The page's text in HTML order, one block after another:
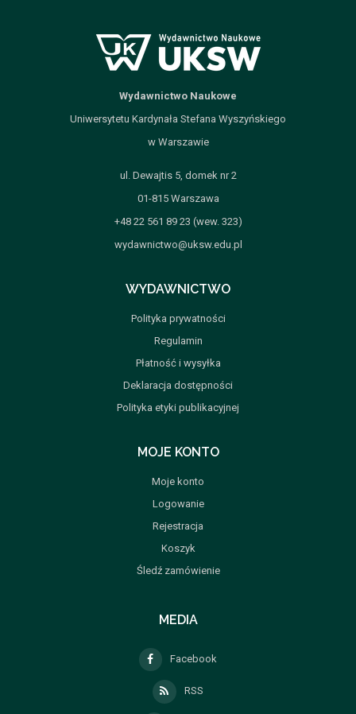
Wydawnictwo Naukowe
Uniwersytetu Kardynała Stefana Wyszyńskiego
w Warszawie
ul. Dewajtis 5, domek nr 2
01-815 Warszawa
+48 22 561 89 23 (wew. 323)
wydawnictwo@uksw.edu.pl
WYDAWNICTWO
Polityka prywatności
Regulamin
Płatność i wysyłka
Deklaracja dostępności
Polityka etyki publikacyjnej
MOJE KONTO
Moje konto
Logowanie
Rejestracja
Koszyk
Śledź zamówienie
MEDIA
Facebook
RSS